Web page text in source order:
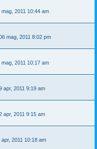
mag, 2011 10:44 am
mag, 2011 8:02 pm
mag, 2011 10:17 am
apr, 2011 9:19 am
apr, 2011 9:15 am
apr, 2011 10:18 am